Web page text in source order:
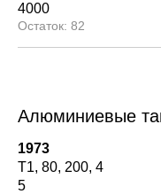
4000
82
Алюминиевые
1973
Т1 80 200 4
5